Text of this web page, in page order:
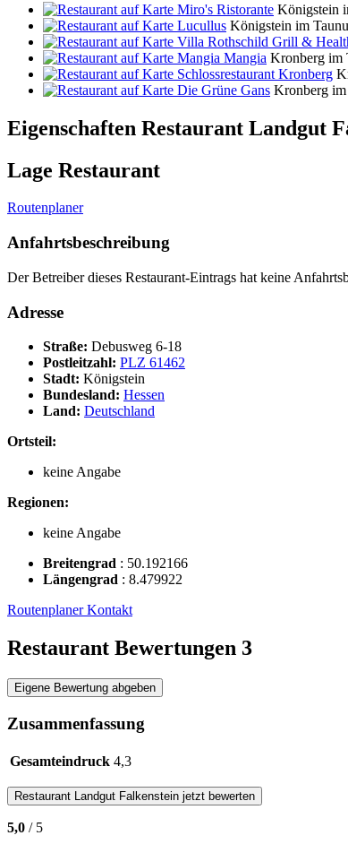
Miro's Ristorante Königstein
Lucullus Königstein im
Villa Rothschild Grill &
Mangia Mangia Kronberg im
Schlossrestaurant Kronberg
Die Grüne Gans Kronberg im
Eigenschaften Restaurant Landgut
Lage Restaurant
Routenplaner
Anfahrtsbeschreibung
Der Betreiber dieses Restaurant-Eintrags hat keine
Adresse
Straße: Debusweg 6-18
Postleitzahl: PLZ 61462
Stadt: Königstein
Bundesland: Hessen
Land: Deutschland
Ortsteil:
keine Angabe
Regionen:
keine Angabe
Breitengrad : 50.192166
Längengrad : 8.479922
RoutenplanerKontakt
Restaurant Bewertungen 3
Eigene Bewertung abgeben
Zusammenfassung
Gesamteindruck 4,3
Restaurant Landgut Falkenstein jetzt bewerten
5,0 / 5